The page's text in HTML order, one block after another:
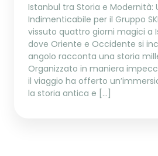
Istanbul tra Storia e Modernità:
Indimenticabile per il Gruppo
vissuto quattro giorni magici a
dove Oriente e Occidente si
angolo racconta una storia
Organizzato in maniera
il viaggio ha offerto
la storia antica e […]